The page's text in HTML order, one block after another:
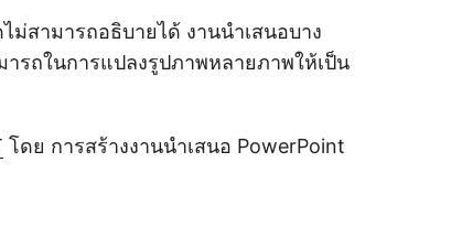
สามารถอธิบายได้ งานนำเสนอบาง
รถในการแปลงรูปภาพหลายภาพให้เป็น
โดย การสร้างงานนำเสนอ PowerPoint